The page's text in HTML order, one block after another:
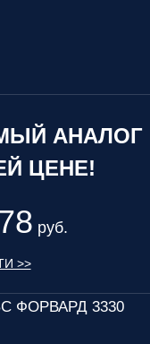
АНАЛОГ
ЦЕНЕ!
руб.
>>
ФОРВАРД 3330